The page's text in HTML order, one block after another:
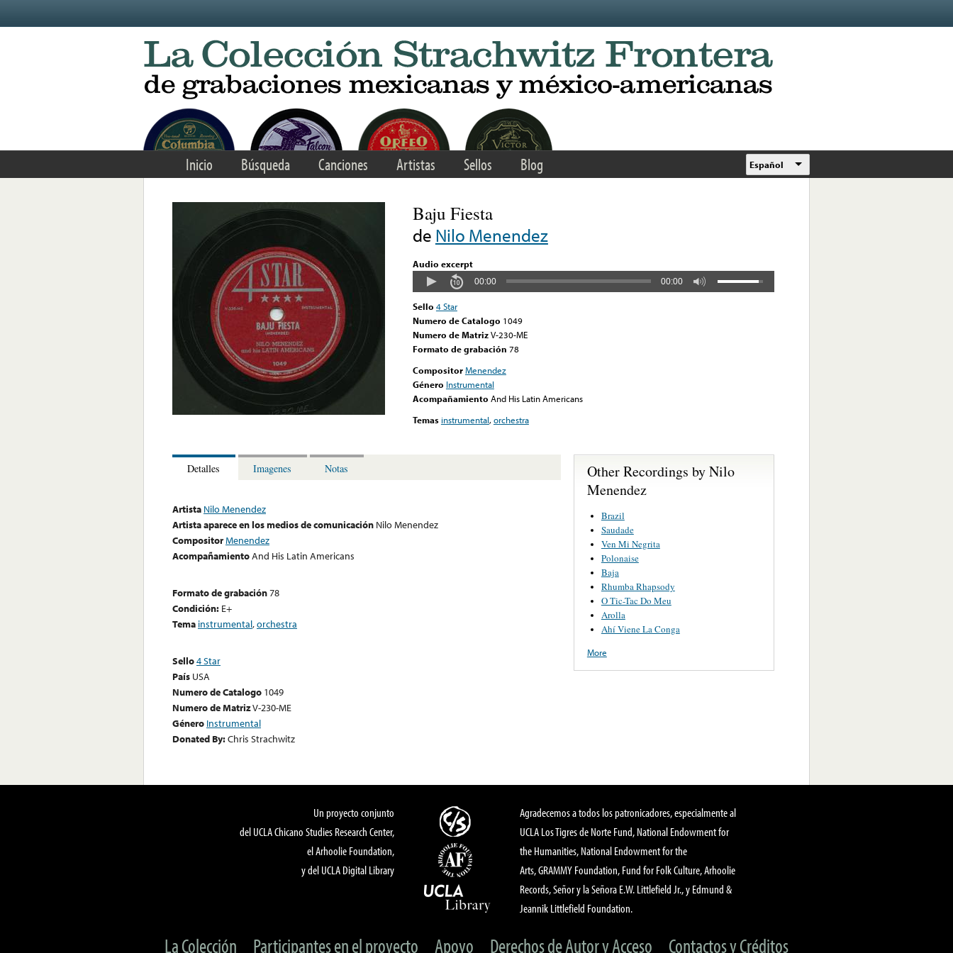
Inicio Búsqueda Canciones Artistas Sellos Blog Español
Baju Fiesta
de Nilo Menendez
Audio excerpt
00:00 00:00
Sello 4 Star
Numero de Catalogo 1049
Numero de MatrizV-230-ME
Formato de grabación 78
CompositorMenendez
Género Instrumental
Acompañamiento And His Latin Americans
Temas instrumental,orchestra
Detalles Imagenes Notas
Artista Nilo Menendez
Artista aparece en los medios de comunicación Nilo Menendez
CompositorMenendez
AcompañamientoAnd His Latin Americans
Formato de grabación78
Condición: E+
Tema instrumental,orchestra
Sello4 Star
País USA
Numero de Catalogo 1049
Numero de MatrizV-230-ME
Género Instrumental
Donated By:Chris Strachwitz
Other Recordings by Nilo
Menendez
Brazil
Saudade
Ven Mi Negrita
Polonaise
Baja
Rhumba Rhapsody
O Tic-Tac Do Meu
Arolla
Ahí Viene La Conga
More
Un proyecto conjunto
del UCLA Chicano Studies Research Center,
el Arhoolie Foundation,
y del UCLA Digital Library
Agradecemos a todos los patronicadores, especialmente al
UCLA Los Tigres de Norte Fund, National Endowment for
the Humanities, National Endowment for the
Arts, GRAMMY Foundation, Fund for Folk Culture, Arhoolie
Records, Señor y la Señora E.W. Littlefield Jr., y Edmund &
Jeannik Littlefield Foundation.
La Colección Participantes en el proyecto Apoyo Derechos de Autor y Acceso Contactos y Créditos